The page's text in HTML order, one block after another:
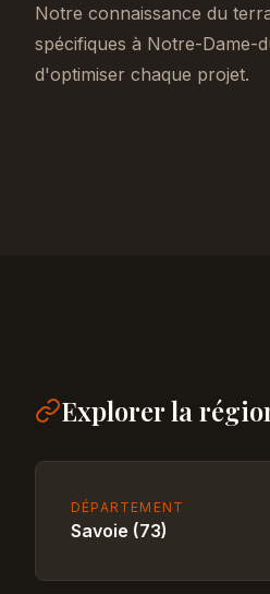
Notre connaissance du
spécifiques à Notre-Dame-
d'optimiser chaque projet.
Explorer la
DÉPARTEMENT
Savoie (73)